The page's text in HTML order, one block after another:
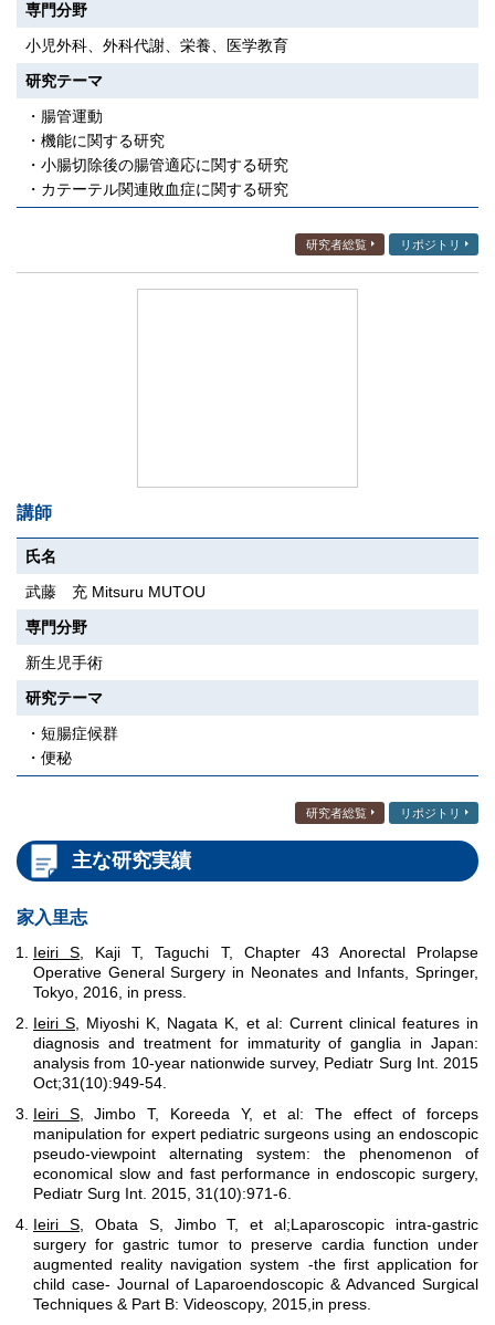
専門分野
小児外科、外科代謝、栄養、医学教育
研究テーマ
・腸管運動
・機能に関する研究
・小腸切除後の腸管適応に関する研究
・カテーテル関連敗血症に関する研究
研究者総覧 リポジトリ
講師
氏名
武藤 充 Mitsuru MUTOU
専門分野
新生児手術
研究テーマ
・短腸症候群
・便秘
研究者総覧 リポジトリ
主な研究実績
家入里志
Ieiri S , Kaji T, Taguchi T, Chapter 43 Anorectal Prolapse
Operative General Surgery in Neonates and Infants, Springer,
Tokyo, 2016, in press.
Ieiri S,
Miyoshi K, Nagata K, et al: Current clinical features in
diagnosis and treatment for immaturity of ganglia in Japan:
analysis from 10-year nationwide survey, Pediatr Surg Int. 2015
Oct;31(10):949-54.
Ieiri S, Jimbo T, Koreeda Y, et al: The effect of forceps
manipulation for expert pediatric surgeons using an endoscopic
pseudo-viewpoint alternating system: the phenomenon of
economical slow and fast performance in endoscopic surgery,
Pediatr Surg Int. 2015, 31(10):971-6.
Ieiri S, Obata S, Jimbo T, et al;Laparoscopic intra-gastric
surgery for gastric tumor to preserve cardia function under
augmented reality navigation system -the first application for
child case- Journal of Laparoendoscopic & Advanced Surgical
Techniques & Part B: Videoscopy, 2015,in press.